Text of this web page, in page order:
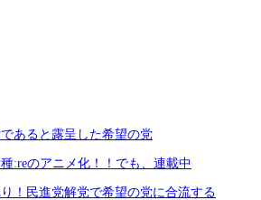
あると露呈した希望の党
:reのアニメ化！！でも、連載中
！民進党解党で希望の党に合流する